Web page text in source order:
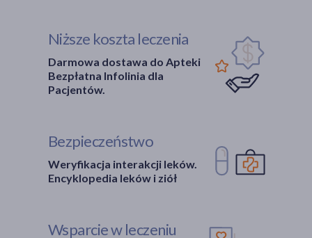
Niższe koszta leczenia
Darmowa dostawa do Apteki
Bezpłatna Infolinia dla
Pacjentów.
Bezpieczeństwo
Weryfikacja interakcji leków.
Encyklopedia leków i ziół
Wsparcie w leczeniu